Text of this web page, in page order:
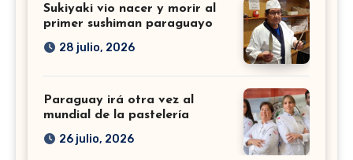
Sukiyaki vio nacer y morir al
primer sushiman paraguayo
28 julio, 2026
Paraguay irá otra vez al
mundial de la pastelería
26 julio, 2026